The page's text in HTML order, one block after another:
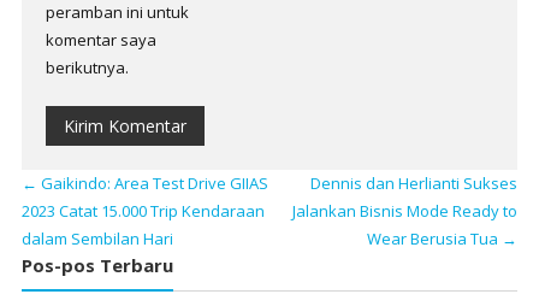
peramban ini untuk
komentar saya
berikutnya.
← Gaikindo: Area Test Drive GIIAS
2023 Catat 15.000 Trip Kendaraan
dalam Sembilan Hari
Dennis dan Herlianti Sukses
Jalankan Bisnis Mode Ready to
Wear Berusia Tua →
Pos-pos Terbaru